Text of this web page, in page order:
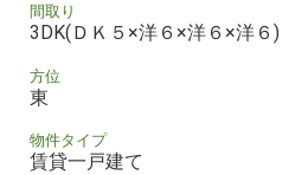
間取り
3DK(ＤＫ５×洋６×洋６×洋６)
方位
東
物件タイプ
賃貸一戸建て